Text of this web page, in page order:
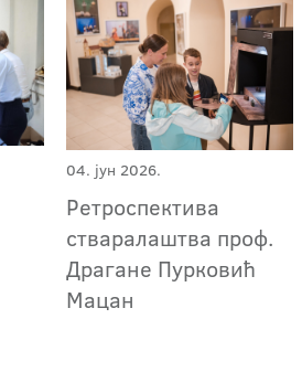
04. јун 2026.
Ретроспектива
стваралаштва проф.
Драгане Пурковић
Мацан